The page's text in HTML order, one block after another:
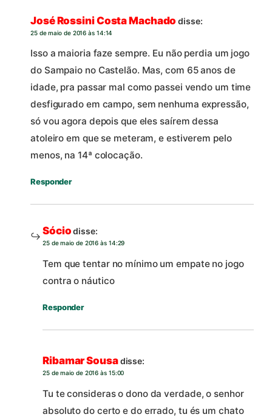
José Rossini Costa Machado disse:
25 de maio de 2016 às 14:14
Isso a maioria faze sempre. Eu não perdia um jogo
do Sampaio no Castelão. Mas, com 65 anos de
idade, pra passar mal como passei vendo um time
desfigurado em campo, sem nenhuma expressão,
só vou agora depois que eles saírem dessa
atoleiro em que se meteram, e estiverem pelo
menos, na 14ª colocação.
Responder
Sócio disse:
25 de maio de 2016 às 14:29
Tem que tentar no mínimo um empate no jogo
contra o náutico
Responder
Ribamar Sousadisse:
25 de maio de 2016 às 15:00
Tu te consideras o dono da verdade, o senhor
absoluto do certo e do errado, tu és um chato